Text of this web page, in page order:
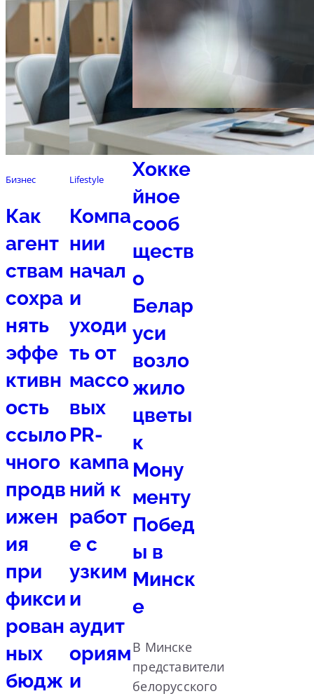
Бизнес
Как
агент
ствам
сохра
нять
эффе
ктивн
ость
ссыло
чного
продв
ижен
ия
при
фикси
рован
ных
бюдж
Lifestyle
Компа
нии
начал
и
уходи
ть от
массо
вых
PR-
кампа
ний к
работ
е с
узким
и
аудит
ориям
и
Спорт
Хокке
йное
сооб
ществ
о
Белар
уси
возло
жило
цветы
к
Мону
менту
Побед
ы в
Минск
е
В Минске
представители
белорусского